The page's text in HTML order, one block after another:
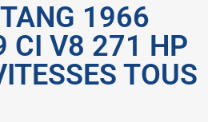
1966
CI V8 271 HP
TOUS